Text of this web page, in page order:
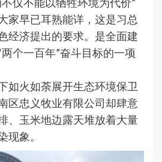
家早已耳熟能详，这是习总
经济提出的要求。是全面建
个一百年”奋斗目标的一项
如火如荼展开生态环境保卫
区忠义牧业有限公司却肆意
、玉米地边露天堆放着大量
现象。